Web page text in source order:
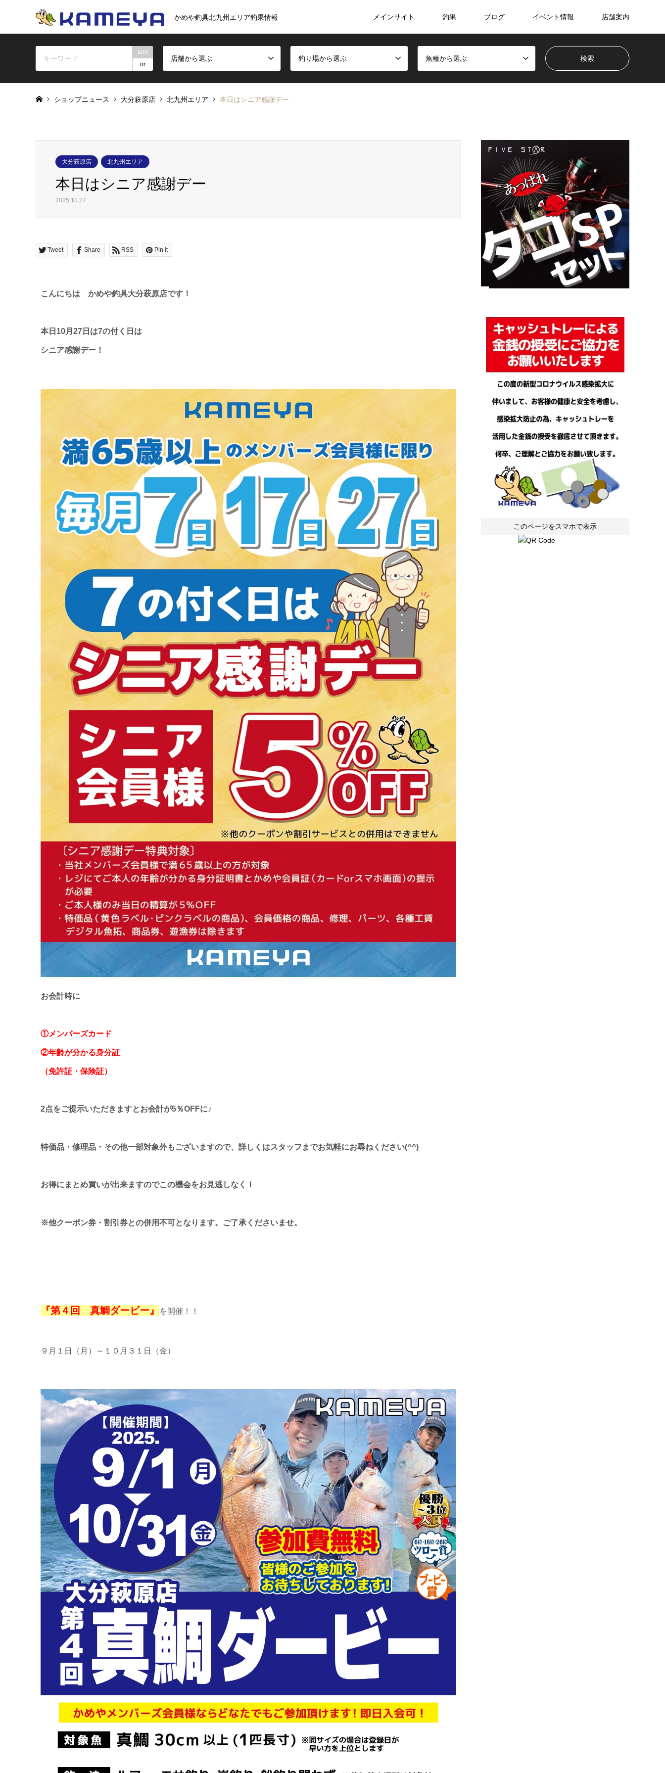
かめや釣具北九州エリア釣果情報 メインサイト 釣果 ブログ イベント情報 店舗案内
and
or
店舗から選ぶ 釣り場から選ぶ 魚種から選ぶ
ショップニュース 大分萩原店 北九州エリア 本日はシニア感謝デー
大分萩原店 北九州エリア
本日はシニア感謝デー
2025.10.27
Tweet Share RSS Pin it
こんにちは かめや釣具大分萩原店です！
本日10月27日は7の付く日は
シニア感謝デー！
お会計時に
①メンバーズカード
②年齢が分かる身分証
（免許証・保険証）
2点をご提示いただきますとお会計が5％OFFに♪
特価品・修理品・その他一部対象外もございますので、詳しくはスタッフまでお気軽にお尋ねください(^^)
お得にまとめ買いが出来ますのでこの機会をお見逃しなく！
※他クーポン券・割引券との併用不可となります。ご了承くださいませ。
『第４回 真鯛ダービー』 を開催！！
９月１日（月）～１０月３１日（金）
このページをスマホで表示